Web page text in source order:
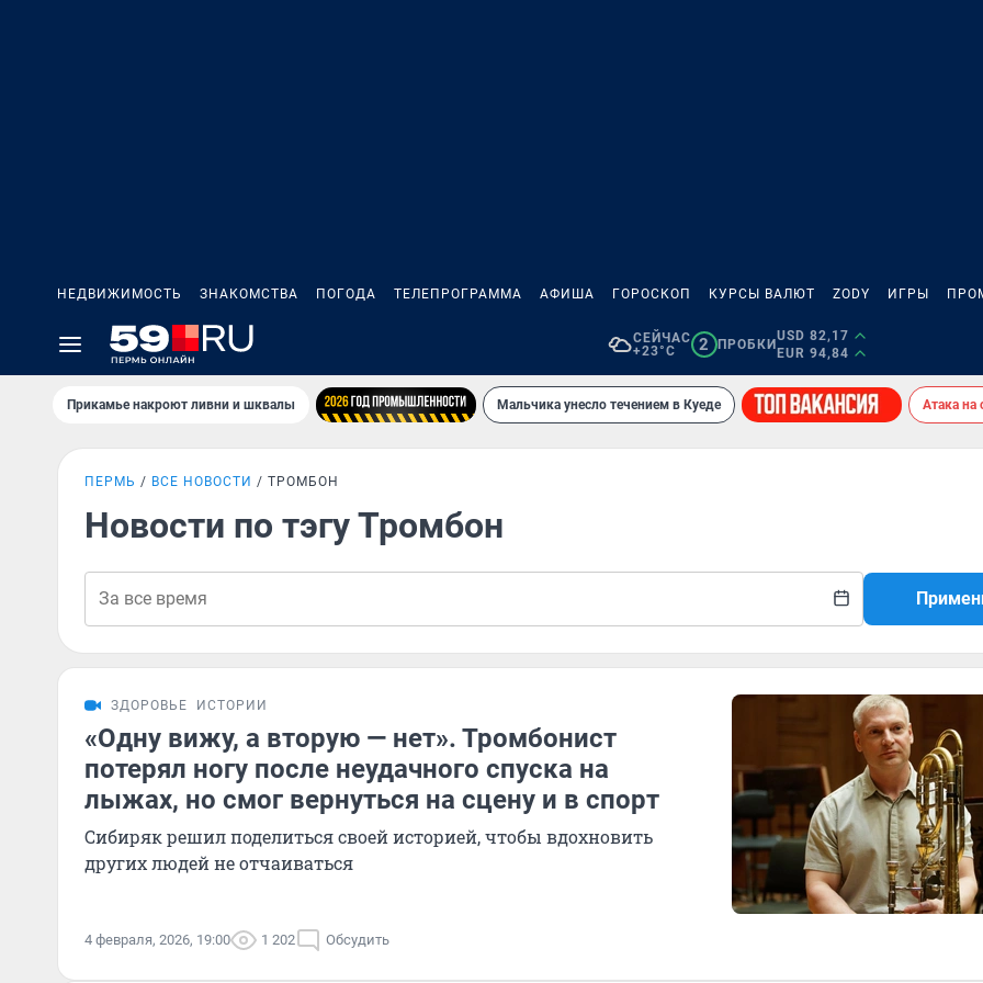
НЕДВИЖИМОСТЬ ЗНАКОМСТВА ПОГОДА ТЕЛЕПРОГРАММА АФИША ГОРОСКОП КУРСЫ ВАЛЮТ ZODY ИГРЫ
СЕЙЧАС
+23°C
2 ПРОБКИ
USD 82,17
EUR 94,84
Прикамье накроют ливни и шквалы Мальчика унесло течением в Куеде Атака на
ПЕРМЬ ВСЕ НОВОСТИ ТРОМБОН
Новости по тэгу Тромбон
ЗДОРОВЬЕ ИСТОРИИ
«Одну вижу, а вторую — нет». Тромбонист
потерял ногу после неудачного спуска на
лыжах, но смог вернуться на сцену и в спорт
Сибиряк решил поделиться своей историей, чтобы вдохновить
других людей не отчаиваться
4 февраля, 2026, 19:00 1 202 Обсудить